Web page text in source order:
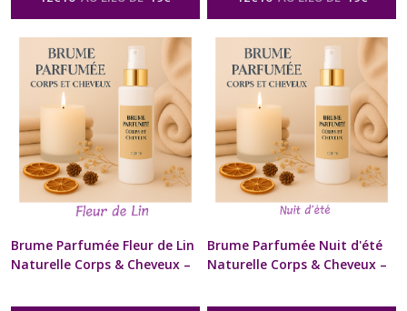
-Brume Parfumée Corps &
Cheveux Spray Naturel Senteur
Fleurie
Parfumée Corps & Cheveux Spray
Naturel Senteur Fleurie
Brume Parfumée Fleur de Lin
Naturelle Corps & Cheveux –
Brume Parfumée Nuit d'été
Naturelle Corps & Cheveux –